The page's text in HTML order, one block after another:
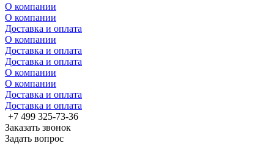
О компании
О компании
Доставка и оплата
О компании
Доставка и оплата
Доставка и оплата
О компании
О компании
Доставка и оплата
Доставка и оплата
+7 499 325-73-36
Заказать звонок
Задать вопрос